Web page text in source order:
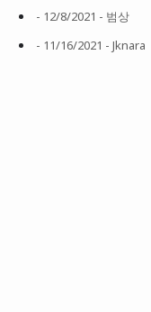
- 12/8/2021 - 범상
- 11/16/2021 - Jknara